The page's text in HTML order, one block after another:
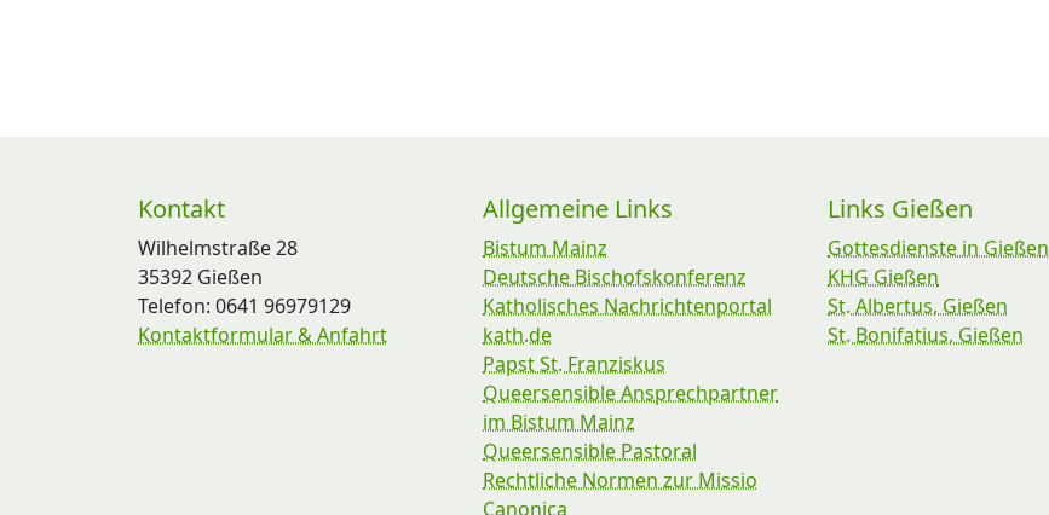
Kontakt
Wilhelmstraße 28
35392 Gießen
Telefon: 0641 96979129
Kontaktformular & Anfahrt
Allgemeine Links
Bistum Mainz
Deutsche Bischofskonferenz
Katholisches Nachrichtenportal
kath.de
Papst St. Franziskus
Queersensible Ansprechpartner
im Bistum Mainz
Queersensible Pastoral
Rechtliche Normen zur Missio
Canonica
Links Gießen
Gottesdienste in Gießen
KHG Gießen
St. Albertus, Gießen
St. Bonifatius, Gießen